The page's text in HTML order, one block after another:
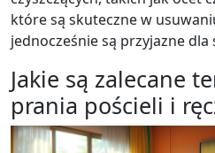
które są skuteczne w
jednocześnie są przyjazne
Jakie są zalecane
prania pościeli i